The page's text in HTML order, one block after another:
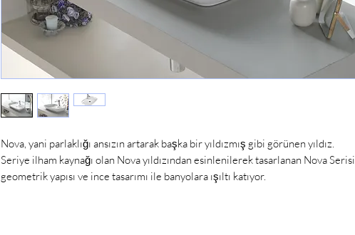
Nova, yani parlaklığı ansızın artarak başka bir yıldızmış gibi görünen yıldız.
Seriye ilham kaynağı olan Nova yıldızından esinlenilerek tasarlanan Nova Serisi
geometrik yapısı ve ince tasarımı ile banyolara ışıltı katıyor.